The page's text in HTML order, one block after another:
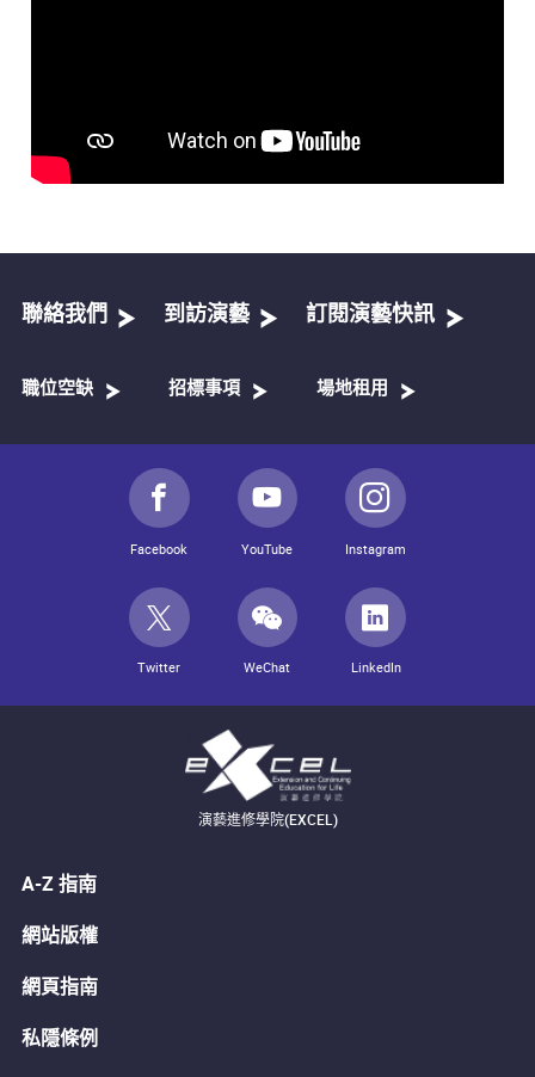
聯絡我們 到訪演藝 訂閱演藝快訊
職位空缺 招標事項 場地租用
Facebook YouTube Instagram
Twitter WeChat LinkedIn
演藝進修學院(EXCEL)
A-Z 指南
網站版權
網頁指南
私隱條例